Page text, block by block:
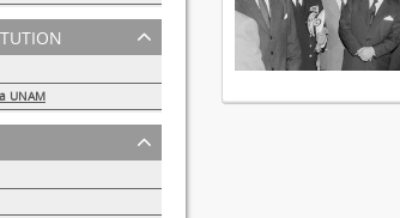
1
UNAM
1